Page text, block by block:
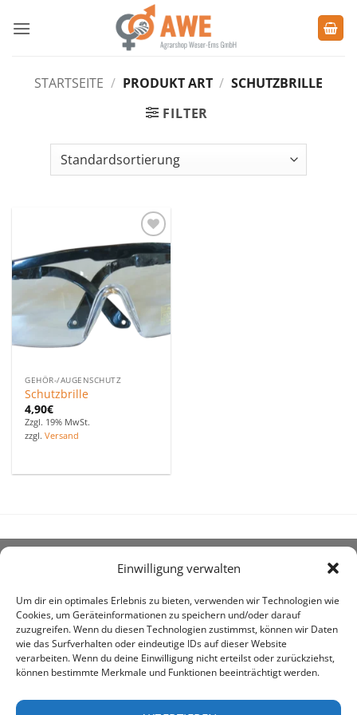
Einwilligung verwalten
Um dir ein optimales Erlebnis zu bieten, verwenden wir Technologien wie
Cookies, um Geräteinformationen zu speichern und/oder darauf
zuzugreifen. Wenn du diesen Technologien zustimmst, können wir Daten
wie das Surfverhalten oder eindeutige IDs auf dieser Website
verarbeiten. Wenn du deine Einwilligung nicht erteilst oder zurückziehst,
können bestimmte Merkmale und Funktionen beeinträchtigt werden.
Inhalt
STARTSEITE / PRODUKT ART / SCHUTZBRILLE
FILTER
Zu den
Favoriten
hinzufügen
GEHÖR-/AUGENSCHUTZ
Schutzbrille
4,90€
Zzgl. 19% MwSt.
zzgl.Versand
um den Kauf landwirtschaftlicher Bedarfsartikel geht.